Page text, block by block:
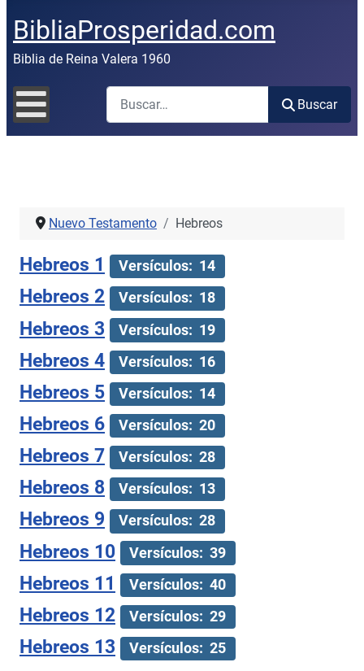
BibliaProsperidad.com
Biblia de Reina Valera 1960
Buscar
Buscar
Nuevo Testamento Hebreos
Hebreos 1 Versículos: 14
Hebreos 2 Versículos: 18
Hebreos 3 Versículos: 19
Hebreos 4 Versículos: 16
Hebreos 5 Versículos: 14
Hebreos 6 Versículos: 20
Hebreos 7 Versículos: 28
Hebreos 8 Versículos: 13
Hebreos 9 Versículos: 28
Hebreos 10 Versículos: 39
Hebreos 11 Versículos: 40
Hebreos 12 Versículos: 29
Hebreos 13 Versículos: 25